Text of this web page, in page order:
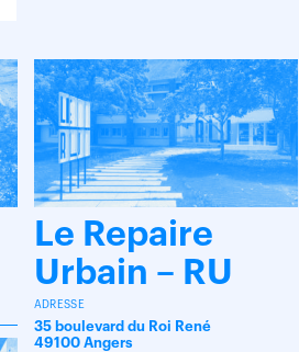
Le Repaire
Urbain – RU
ADRESSE
35 boulevard du Roi René
49100 Angers